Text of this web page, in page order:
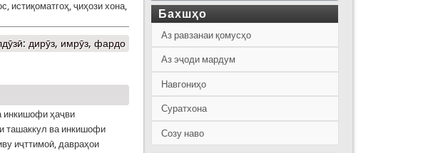
истиқоматгоҳ, ҷиҳози хона,
дирӯз, имрӯз, фардо
инкишофи ҳаҷви
ташаккул ва инкишофи
иҷттимоӣ, давраҳои
Бахшҳо
Аз равзанаи қомусҳо
Аз эҷоди мардум
Навгониҳо
Суратхона
Созу наво